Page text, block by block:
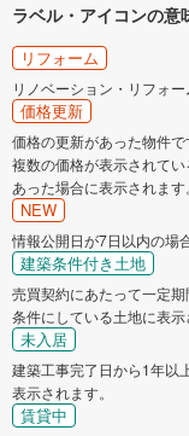
ラベル・アイコンの意
リフォーム
リノベーション・リフォ
価格更新
価格の更新があった物件で
複数の価格が表示されて
あった場合に表示されます。
NEW
情報公開日が7日以内の場
建築条件付き土地
売買契約にあたって一定
条件にしている土地に表示
未入居
建築工事完了日から1年以
表示されます。
賃貸中